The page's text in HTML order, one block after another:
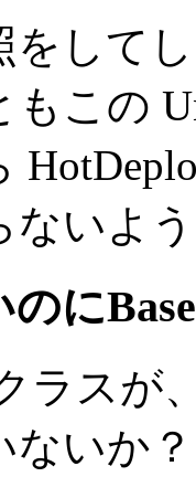
をして
もこの
ないよ
に
ラスが
ないか